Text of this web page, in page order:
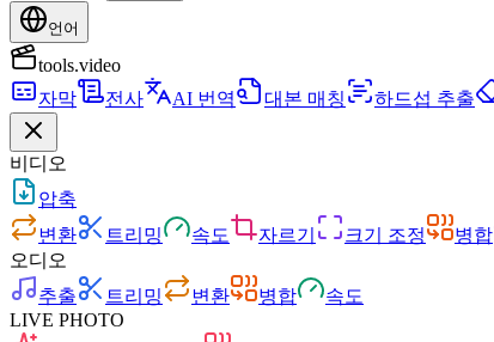
언어
tools.video
자막
전사 AI 번역 대본 매칭 하드섭 추출
비디오
압축
변환
트리밍 속도 자르기 크기 조정 병합
오디오
추출
트리밍 변환 병합
속도
LIVE PHOTO